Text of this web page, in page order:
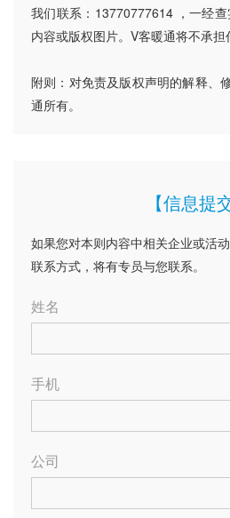
我们联系：13770777614 ，一经
内容或版权图片。V客暖通将不承担
附则：对免责及版权声明的解释、
通所有。